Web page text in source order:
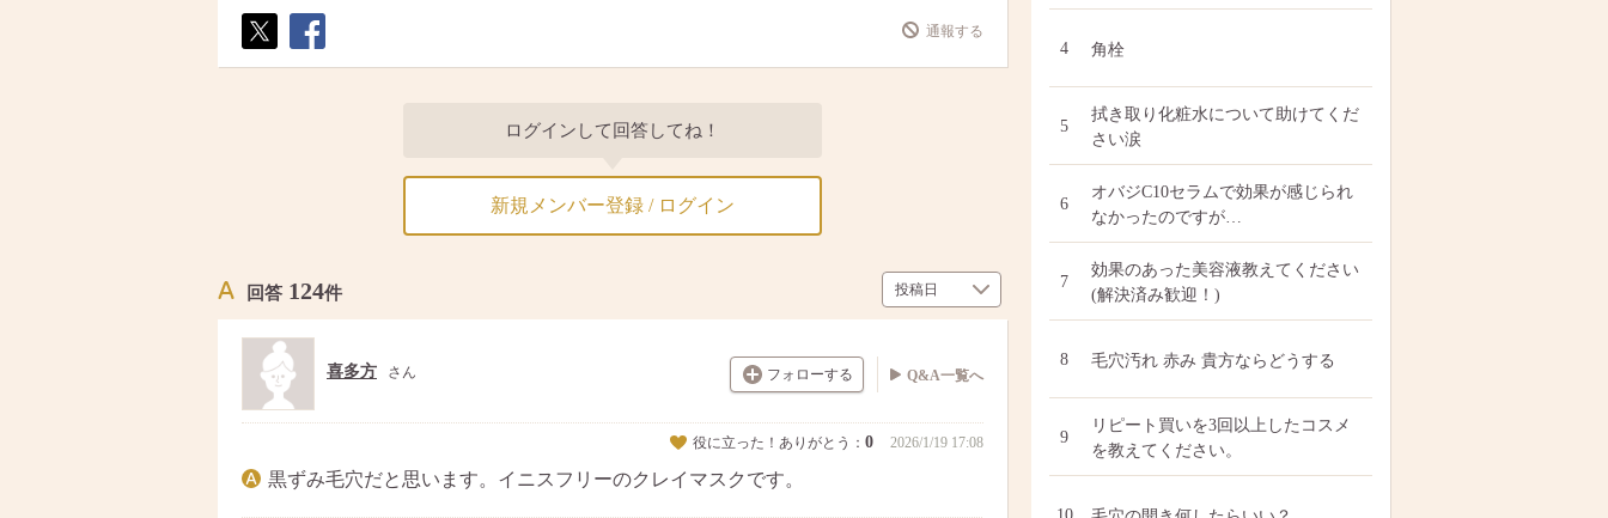
ト
ア
通報する
ログインして回答してね！
新規メンバー登録 / ログイン
回答 124件
フォローする
喜多方 さん Q&A一覧へ
役に立った！ありがとう： 0 2026/1/19 17:08
黒ずみ毛穴だと思います。イニスフリーのクレイマスクです。
4 角栓
5
拭き取り化粧水について助けてくだ
さい涙
6
オバジC10セラムで効果が感じられ
なかったのですが…
7
効果のあった美容液教えてください
(解決済み歓迎！)
8 毛穴汚れ 赤み 貴方ならどうする
9
リピート買いを3回以上したコスメ
を教えてください。